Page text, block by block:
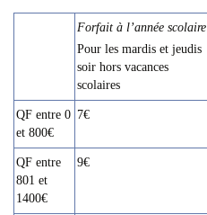
Forfait à l’année scolaire
Pour les mardis et jeudis
soir hors vacances
scolaires
QF entre 0
et 800€
7€
QF entre
801 et
1400€
9€